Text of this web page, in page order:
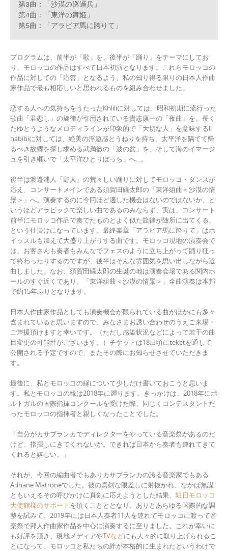
第3曲：「沙漠の巡邏兵」
第4曲：「東洋の舞姫」
第5曲：「アラビア馬に跨りて」
プログラムは、前半が「歌」を、後半が「踊り」をテーマにしてお
り、モロッコの作品はすべて日本初演となります。これらモロッコの
作品に対しての「応答」となるよう、私の知り得る限りの日本人作曲
家作品で最も相応しいと思われるものを組み合わせました。
恋する人への気持ちをうたったKhliliに対しては、昭和初期に流行った
歌曲「君恋し」の旋律が引用されている貴志康一の「夜曲」を。長く
たゆとうようなメロディラインが印象的で「大切な人」を意味するli
habibiに対しては、絶美の浮遊感とうねりを持ち、太平洋を隔てて帰
るべき故郷を探し求める武満徹の「波の盆」を、そして海のイマージ
ュを引き継いで「太平洋ひとりぼっち」へ…。
後半は渡邉浦人「野人」の荒々しい踊りに対してモロッコ・ダンスが
応え、コンサートメインである須賀田礒太郎の「東洋組曲＜沙漠の情
景＞」へ。演奏するのに今回ほど適した機会はないのではないか、と
いうほどアラビックで楽しい曲であるのみならず、実は、コンサート
前半にモロッコ作品で奏でたものとよく似た旋律が随所に出てくる、
という仕掛けになっています。最終楽章「アラビア馬に跨りて」はホ
イッスルも加えて大盛り上がりする曲です。モロッコ現地の演奏会で
は、お客さんも奏者もみんなでフェスのように立ち上がって踊り狂っ
て終わったりするのですが、後半はそんな雰囲気を思い出しながら選
曲しました。なお、須賀田礒太郎の生誕の地は演奏会場である関内ホ
ールのすぐ近くであり、「東洋組曲＜沙漠の情景＞」全曲演奏は本邦
で約15年ぶりとなります。
日本人作曲家作品としても演奏機会が限られている曲がほかにも多々
含まれていると思いますので、みなさまお誘い合わせのうえご来場・
ご声援頂けますと幸いです。（ただし感染状況などによって若干の曲
目変更の可能性がございます。）チケットは18日頃にteketを通して
公開される予定ですので、またその際にお知らせさせていただきま
す。
最後に、私とモロッコの縁について少しだけ書いておこうと思いま
す。私とモロッコの縁は2018年に遡ります。きっかけは、2018年にポ
ルトガルの国際指揮コンクールを受けた際、同じくコンテスタントだ
ったモロッコの指揮者と親しくなったことでした。
「自分がカサブランカでディレクターをやっている音楽祭があるのだ
けど、指揮しにきてくれないか。できれば日本から奏者も連れてきて
くれると嬉しい。」
それが、今回の編曲者でもありカサブランカの誇る音楽家でもある
Adnane Matroneでした。彼の真剣な眼差しに射抜かれ、なかば無謀
ともいえるその呼びかけに真剣に応えようとした結果、 駐日モロッコ
大使館様のサポート を頂くことととなり、ありとあらゆる国際的な調
整を試みて、2019年には日本人奏者11人を連れてモロッコに渡って音
楽祭で邦人作曲家作品を中心に演奏するに至りました。これが幸いに
も好評を頂き、現地メディアやTVなどにも大々的に取り上げられるこ
とになって、モロッコと私たちの絆が本格的に生まれたというわけで